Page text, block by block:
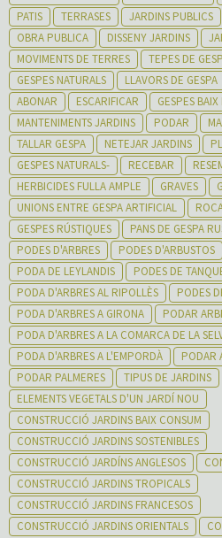
PATIS
TERRASES JARDINS PUBLICS
OBRA PUBLICA
DISSENY JARDINS
MOVIMENTS DE TERRES
TEPES DE
GESPES NATURALS
LLAVORS DE GESPA
ABONAR
ESCARIFICAR
GESPES
MANTENIMENTS JARDINS
PODAR
TALLAR GESPA
NETEJAR JARDINS
GESPES NATURALS-
RECEBAR
HERBICIDES FULLA AMPLE
GRAVES
UNIONS ENTRE GESPA ARTIFICIAL
GESPES RÚSTIQUES
PANS DE GESPA
PODES D'ARBRES
PODES D'ARBUSTOS
PODA DE LEYLANDIS
PODES DE
PODA D'ARBRES AL RIPOLLÈS
PODES
PODA D'ARBRES A GIRONA
PODAR
PODA D'ARBRES A LA COMARCA DE LA
PODA D'ARBRES A L'EMPORDÀ
PODAR
PODAR PALMERES
TIPUS DE JARDINS
ELEMENTS VEGETALS D'UN JARDÍ NOU
CONSTRUCCIÓ JARDINS BAIX CONSUM
CONSTRUCCIÓ JARDINS SOSTENIBLES
CONSTRUCCIÓ JARDÍNS ANGLESOS
CONSTRUCCIÓ JARDINS TROPICALS
CONSTRUCCIÓ JARDINS FRANCESOS
CONSTRUCCIÓ JARDINS ORIENTALS